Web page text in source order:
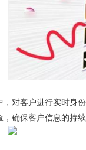
对客户进行实时身
确保客户信息的持